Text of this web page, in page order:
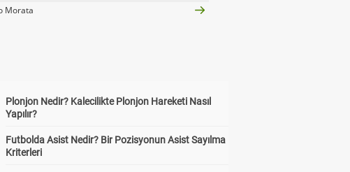
Morata
Plonjon Nedir? Kalecilikte Plonjon Hareketi Nasıl
Yapılır?
Futbolda Asist Nedir? Bir Pozisyonun Asist Sayılma
Kriterleri